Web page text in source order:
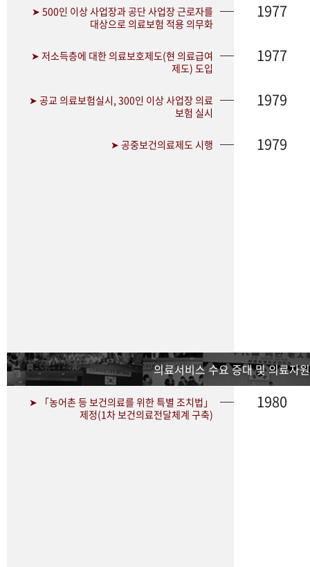
➤ 500인 이상 사업장과 공단 사업장 근로자를
대상으로 의료보험 적용 의무화
1977
➤ 저소득층에 대한 의료보호제도(현 의료급여
제도) 도입
1977
➤ 공교 의료보험실시, 300인 이상 사업장 의료
보험 실시
1979
➤ 공중보건의료제도 시행 1979
의료서비스 수요 증대 및 의료자
➤ 「농어촌 등 보건의료를 위한 특별 조치법」
제정(1차 보건의료전달체계 구축)
1980